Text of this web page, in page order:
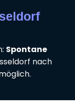
Spontane
nach